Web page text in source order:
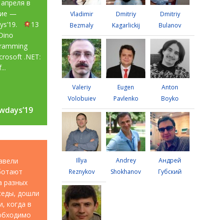
в
—
13
.NET:
разных
дошли
когда в
Vladimir
Bezmaly
Dmitriy
Kagarlickij
Dmitriy
Bulanov
Valeriy
Volobuiev
Eugen
Pavlenko
Anton
Boyko
Illya
Reznykov
Andrey
Shokhanov
Андрей
Губский